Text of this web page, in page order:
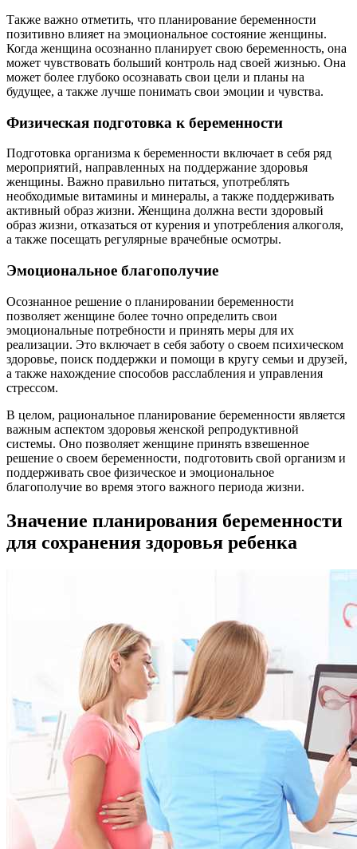
Также важно отметить, что планирование беременности
позитивно влияет на эмоциональное состояние женщины.
Когда женщина осознанно планирует свою беременность, она
может чувствовать больший контроль над своей жизнью. Она
может более глубоко осознавать свои цели и планы на
будущее, а также лучше понимать свои эмоции и чувства.
Физическая подготовка к беременности
Подготовка организма к беременности включает в себя ряд
мероприятий, направленных на поддержание здоровья
женщины. Важно правильно питаться, употреблять
необходимые витамины и минералы, а также поддерживать
активный образ жизни. Женщина должна вести здоровый
образ жизни, отказаться от курения и употребления алкоголя,
а также посещать регулярные врачебные осмотры.
Эмоциональное благополучие
Осознанное решение о планировании беременности
позволяет женщине более точно определить свои
эмоциональные потребности и принять меры для их
реализации. Это включает в себя заботу о своем психическом
здоровье, поиск поддержки и помощи в кругу семьи и друзей,
а также нахождение способов расслабления и управления
стрессом.
В целом, рациональное планирование беременности является
важным аспектом здоровья женской репродуктивной
системы. Оно позволяет женщине принять взвешенное
решение о своем беременности, подготовить свой организм и
поддерживать свое физическое и эмоциональное
благополучие во время этого важного периода жизни.
Значение планирования беременности
для сохранения здоровья ребенка